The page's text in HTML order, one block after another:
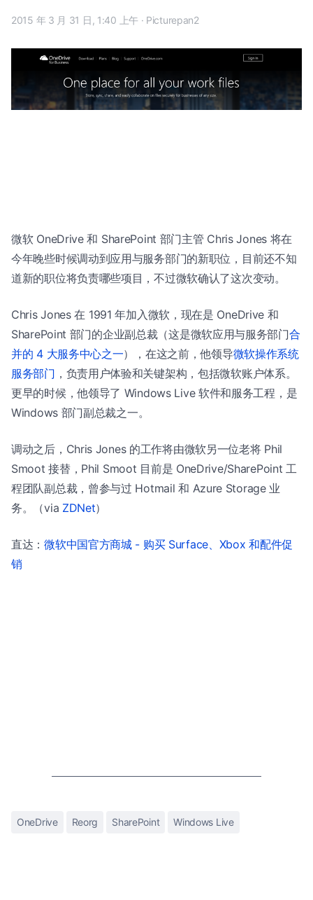
2015 年 3 月 31 日, 1:40 上午 · Picturepan2
微软 OneDrive 和 SharePoint 部门主管 Chris Jones 将在
今年晚些时候调动到应用与服务部门的新职位，目前还不知
道新的职位将负责哪些项目，不过微软确认了这次变动。
Chris Jones 在 1991 年加入微软，现在是 OneDrive 和
SharePoint 部门的企业副总裁（这是微软应用与服务部门合
并的 4 大服务中心之一），在这之前，他领导微软操作系统
服务部门 ，负责用户体验和关键架构，包括微软账户体系。
更早的时候，他领导了 Windows Live 软件和服务工程，是
Windows 部门副总裁之一。
调动之后，Chris Jones 的工作将由微软另一位老将 Phil
Smoot 接替，Phil Smoot 目前是 OneDrive/SharePoint 工
程团队副总裁，曾参与过 Hotmail 和 Azure Storage 业
务。（via ZDNet）
直达：微软中国官方商城 - 购买 Surface、Xbox 和配件促
销
OneDrive Reorg SharePoint Windows Live